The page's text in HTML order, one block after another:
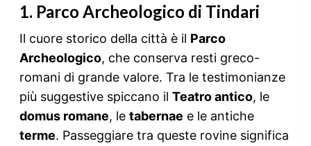
1. Parco Archeologico di Tindari
Il cuore storico della città è il Parco
Archeologico, che conserva resti greco-
romani di grande valore. Tra le testimonianze
più suggestive spiccano il Teatro antico, le
domus romane, le tabernae e le antiche
terme. Passeggiare tra queste rovine significa